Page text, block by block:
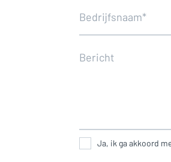
Ja, ik ga akkoord